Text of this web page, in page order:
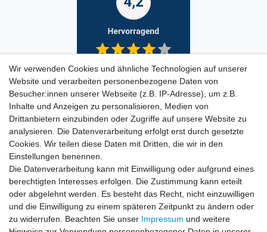
Wir verwenden Cookies und ähnliche Technologien auf unserer
Website und verarbeiten personenbezogene Daten von
Besucher:innen unserer Webseite (z.B. IP-Adresse), um z.B.
Inhalte und Anzeigen zu personalisieren, Medien von
Drittanbietern einzubinden oder Zugriffe auf unsere Website zu
analysieren. Die Datenverarbeitung erfolgt erst durch gesetzte
Cookies. Wir teilen diese Daten mit Dritten, die wir in den
Einstellungen benennen.
Die Datenverarbeitung kann mit Einwilligung oder aufgrund eines
berechtigten Interesses erfolgen. Die Zustimmung kann erteilt
oder abgelehnt werden. Es besteht das Recht, nicht einzuwilligen
und die Einwilligung zu einem späteren Zeitpunkt zu ändern oder
zu widerrufen. Beachten Sie unser Impressum und weitere